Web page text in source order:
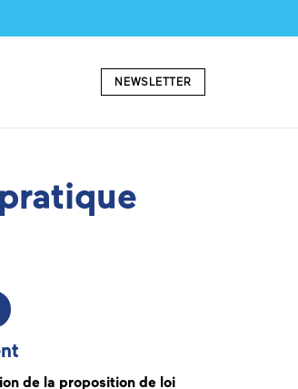
NEWSLETTER
de la proposition de loi